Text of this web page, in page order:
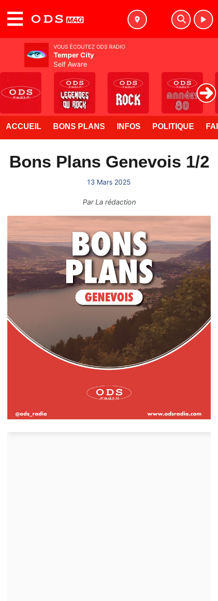
ACCUEIL BONS PLANS INFOS POLITIQUE
Bons Plans Genevois 1/2
13 Mars 2025
ParLa rédaction
VOUS ÉCOUTEZ ODS RADIO
Temper City
Self Aware